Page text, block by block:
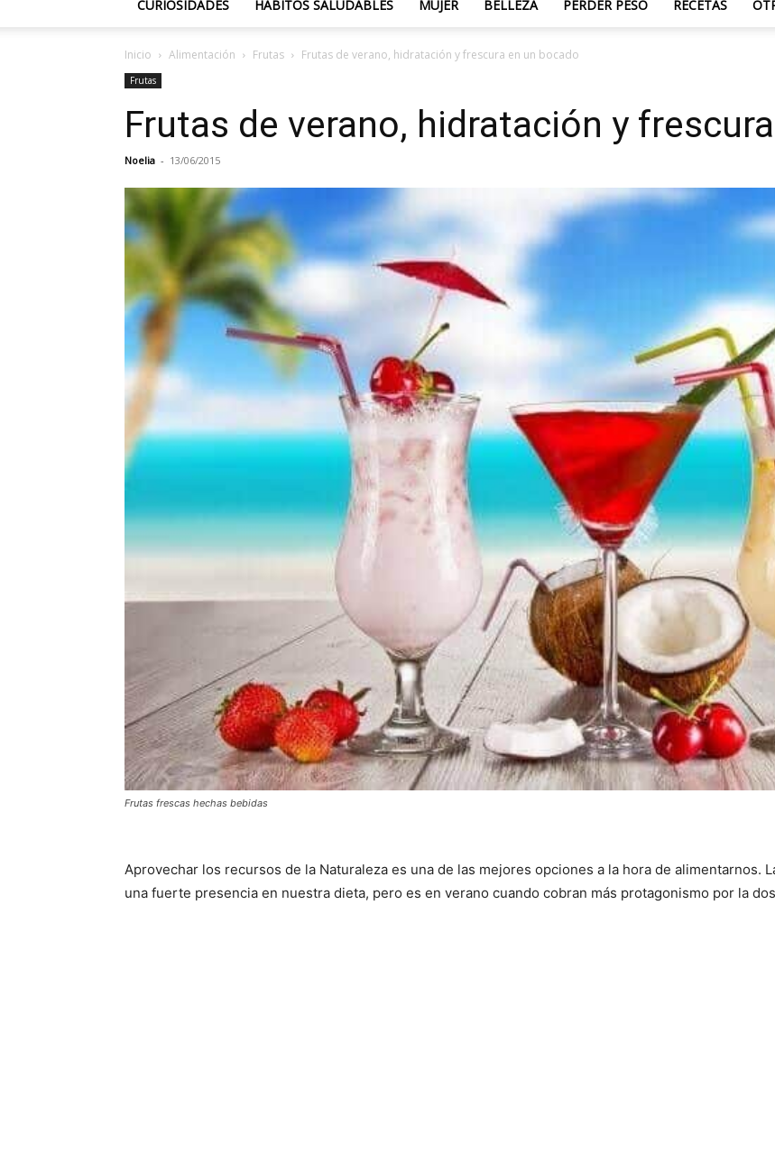
CURIOSIDADES HÁBITOS SALUDABLES MUJER BELLEZA PERDER PESO RECETAS
Inicio Alimentación Frutas Frutas de verano, hidratación y frescura en un bocado
Frutas
Frutas de verano, hidratación y
Noelia - 13/06/2015
Frutas frescas hechas bebidas
Aprovechar los recursos de la Naturaleza es una de las mejores opciones a la hora de alimentarnos.
una fuerte presencia en nuestra dieta, pero es en verano cuando cobran más protagonismo por la